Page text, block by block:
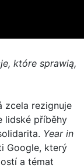
które sprawią,
zcela rezignuje
lidské příběhy
Year in
Google, který
a témat